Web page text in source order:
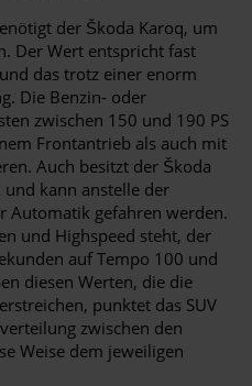
der Škoda Karoq, um
Der Wert entspricht fast
das trotz einer enorm
Die Benzin- oder
zwischen 150 und 190 PS
Frontantrieb als auch mit
Auch besitzt der Škoda
kann anstelle der
Automatik gefahren werden.
und Highspeed steht, der
auf Tempo 100 und
diesen Werten, die die
punktet das SUV
zwischen den
Weise dem jeweiligen